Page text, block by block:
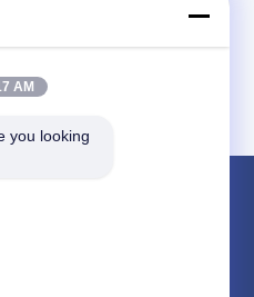
AM
you looking